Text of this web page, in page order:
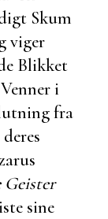
Skum
viger
Blikket
i
fra
Geister
sine